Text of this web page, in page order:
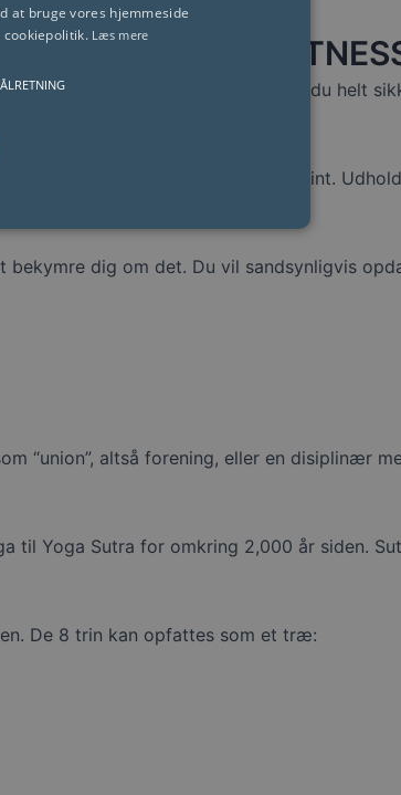
ELLER ANDEN
du kan gøre mere end det, vil du helt
minutter pr. session, er det også fint.
dig om det. Du vil sandsynligvis
“union”, altså forening, eller en disiplinær
til Yoga Sutra for omkring 2,000 år siden.
De 8 trin kan opfattes som et træ:
at bruge vores hjemmeside
cookiepolitik. Læs mere